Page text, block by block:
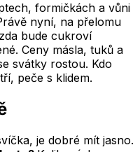
formičkách a vůni
nyní, na přelomu
bude cukroví
Ceny másla, tuků a
svátky rostou. Kdo
peče s klidem.
je dobré mít jasno.